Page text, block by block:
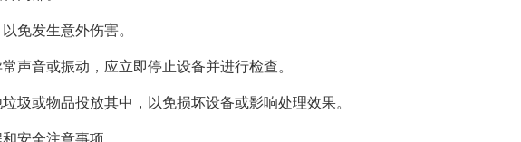
免发生意外伤害。
声音或振动，应立即停止设备并进行检查。
圾或物品投放其中，以免损坏设备或影响处理效果。